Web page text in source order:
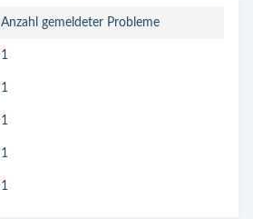
Anzahl gemeldeter Probleme
1
1
1
1
1